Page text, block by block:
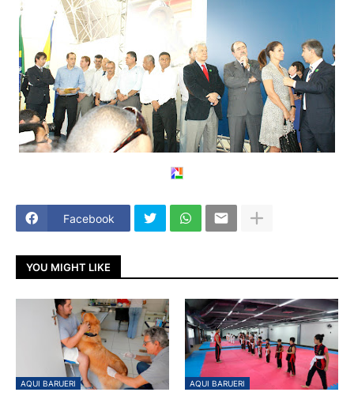
Facebook
YOU MIGHT LIKE
AQUI BARUERI AQUI BARUERI